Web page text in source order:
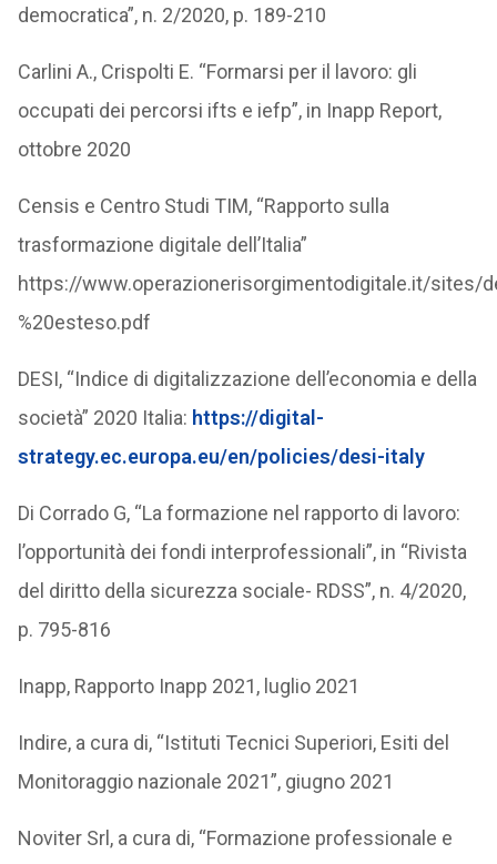
democratica”, n. 2/2020, p. 189-210
Carlini A., Crispolti E. “Formarsi per il lavoro: gli
occupati dei percorsi ifts e iefp”, in Inapp Report,
ottobre 2020
Censis e Centro Studi TIM, “Rapporto sulla
trasformazione digitale dell’Italia”
https://www.operazionerisorgimentodigitale.it/sites/
%20esteso.pdf
DESI, “Indice di digitalizzazione dell’economia e della
società” 2020 Italia: https://digital-
strategy.ec.europa.eu/en/policies/desi-italy
Di Corrado G, “La formazione nel rapporto di lavoro:
l’opportunità dei fondi interprofessionali”, in “Rivista
del diritto della sicurezza sociale- RDSS”, n. 4/2020,
p. 795-816
Inapp, Rapporto Inapp 2021, luglio 2021
Indire, a cura di, “Istituti Tecnici Superiori, Esiti del
Monitoraggio nazionale 2021”, giugno 2021
Noviter Srl, a cura di, “Formazione professionale e